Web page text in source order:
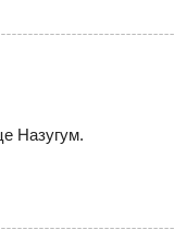
Назугум.